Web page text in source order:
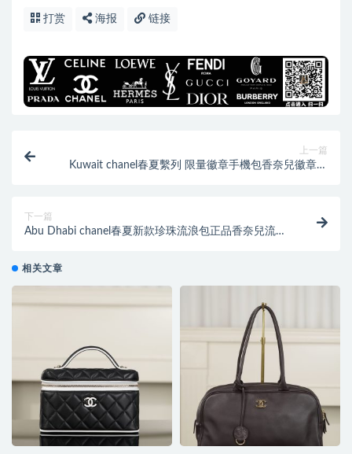
打赏 海报 链接
上一篇
Kuwait chanel春夏繫列 限量徽章手機包香奈兒徽章包
下一篇
Abu Dhabi chanel春夏新款珍珠流浪包正品香奈兒流浪
相关文章